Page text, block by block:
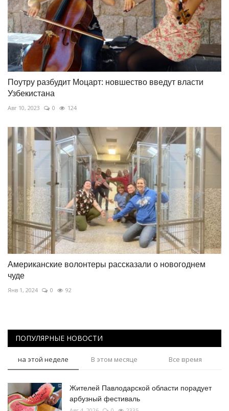
Поутру разбудит Моцарт: новшество введут власти
Узбекистана
Авг 10, 2023 0 124
Американские волонтеры рассказали о новогоднем
чуде
Янв 1, 2024 0 92
ПОПУЛЯРНЫЕ НОВОСТИ
на этой неделе В этом месяце Все время
Жителей Павлодарской области порадует
арбузный фестиваль